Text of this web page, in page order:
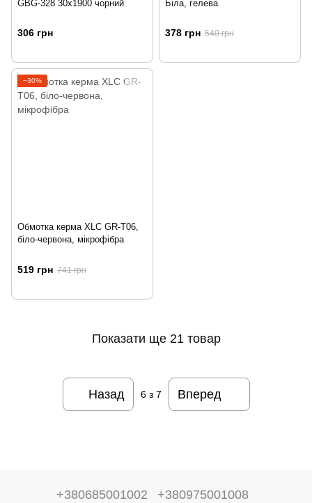
GBG-328 30х1900 чорний
306 грн
Біла, гелева
378 грн 540 грн
−30%
Обмотка керма XLC GR-T06,
біло-червона, мікрофібра
519 грн 741 грн
Показати ще 21 товар
Назад 6з 7 Вперед
+380685001002 +380975001008